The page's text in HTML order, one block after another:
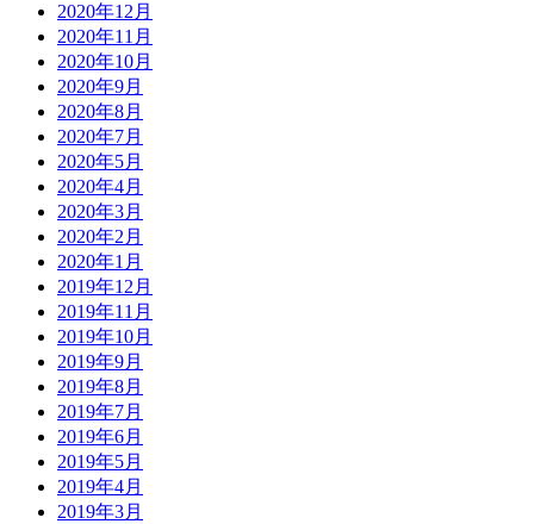
2020年12月
2020年11月
2020年10月
2020年9月
2020年8月
2020年7月
2020年5月
2020年4月
2020年3月
2020年2月
2020年1月
2019年12月
2019年11月
2019年10月
2019年9月
2019年8月
2019年7月
2019年6月
2019年5月
2019年4月
2019年3月